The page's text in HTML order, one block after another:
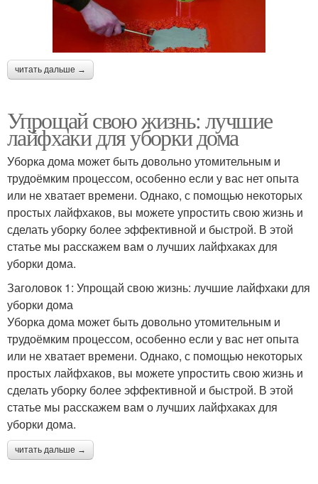
читать дальше →
Упрощай свою жизнь: лучшие
лайфхаки для уборки дома
Уборка дома может быть довольно утомительным и
трудоёмким процессом, особенно если у вас нет опыта
или не хватает времени. Однако, с помощью некоторых
простых лайфхаков, вы можете упростить свою жизнь и
сделать уборку более эффективной и быстрой. В этой
статье мы расскажем вам о лучших лайфхаках для
уборки дома.
Заголовок 1: Упрощай свою жизнь: лучшие лайфхаки для
уборки дома
Уборка дома может быть довольно утомительным и
трудоёмким процессом, особенно если у вас нет опыта
или не хватает времени. Однако, с помощью некоторых
простых лайфхаков, вы можете упростить свою жизнь и
сделать уборку более эффективной и быстрой. В этой
статье мы расскажем вам о лучших лайфхаках для
уборки дома.
читать дальше →